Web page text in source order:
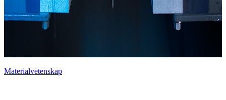
Materialvetenskap